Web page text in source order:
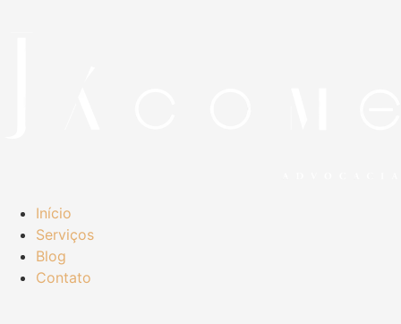
Início
Serviços
Blog
Contato